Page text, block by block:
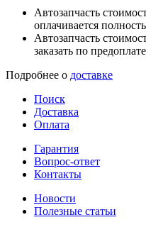
Автозапчасть
оплачивается
Автозапчасть
заказать по
Подробнее о доставке
Поиск
Доставка
Оплата
Гарантия
Вопрос-ответ
Контакты
Новости
Полезные статьи